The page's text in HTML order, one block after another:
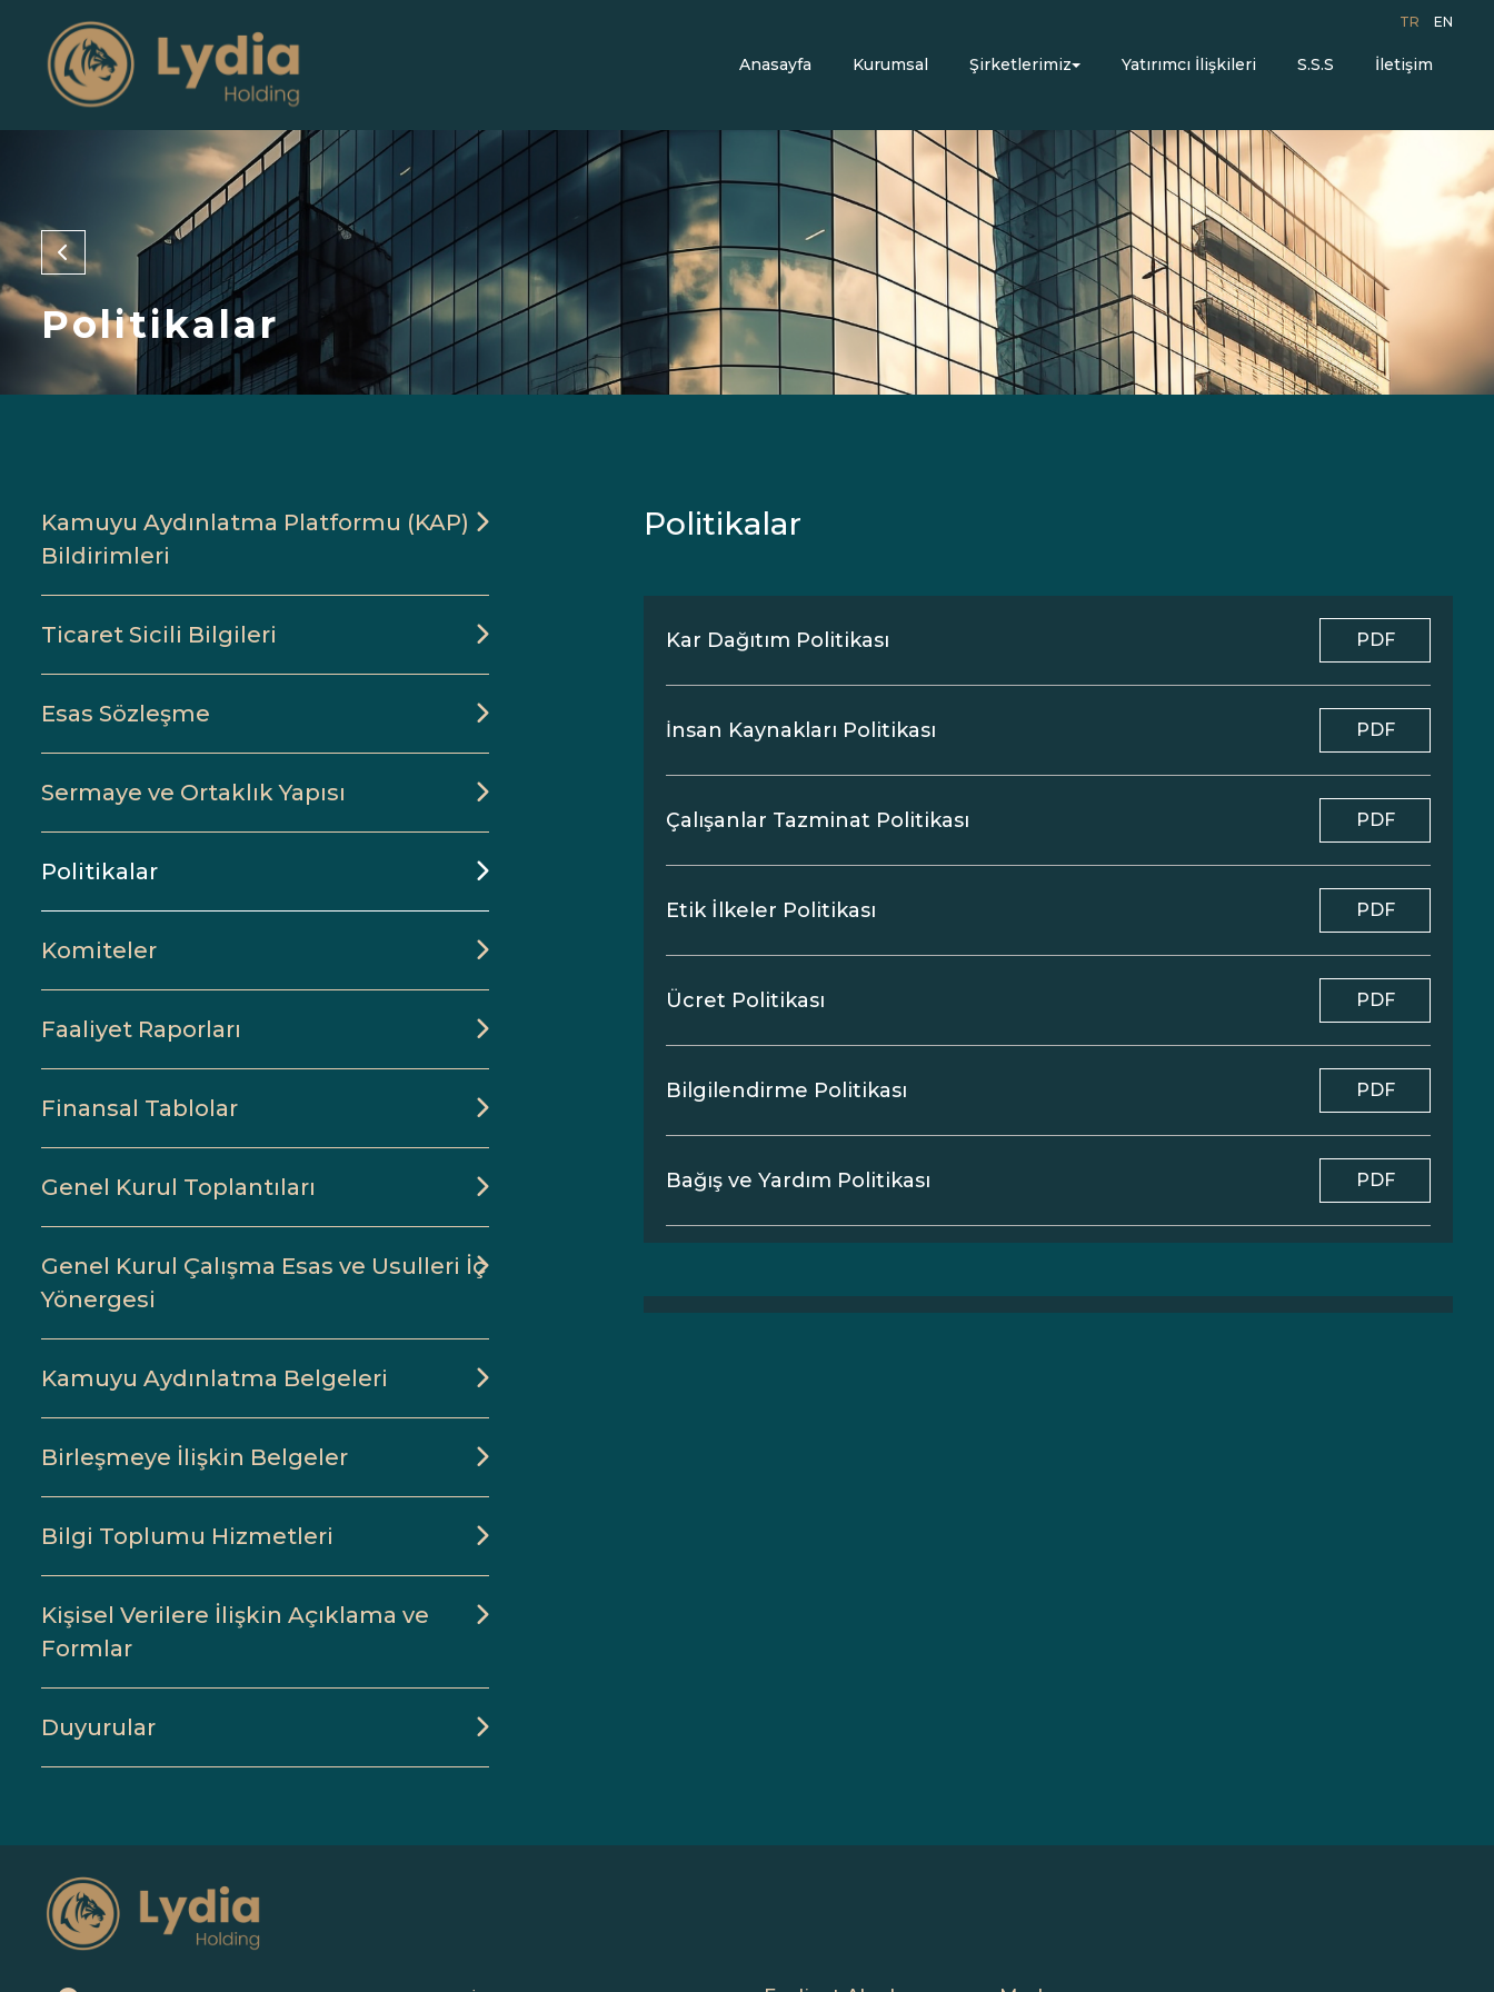
TR EN
Anasayfa Kurumsal Şirketlerimiz Yatırımcı İlişkileri S.S.S İletişim
Politikalar
Kamuyu Aydınlatma Platformu (KAP)
Bildirimleri
Ticaret Sicili Bilgileri
Esas Sözleşme
Sermaye ve Ortaklık Yapısı
Politikalar
Komiteler
Faaliyet Raporları
Finansal Tablolar
Genel Kurul Toplantıları
Genel Kurul Çalışma Esas ve Usulleri İç
Yönergesi
Kamuyu Aydınlatma Belgeleri
Birleşmeye İlişkin Belgeler
Bilgi Toplumu Hizmetleri
Kişisel Verilere İlişkin Açıklama ve
Formlar
Duyurular
Politikalar
Kar Dağıtım Politikası PDF
İnsan Kaynakları Politikası PDF
Çalışanlar Tazminat Politikası PDF
Etik İlkeler Politikası PDF
Ücret Politikası PDF
Bilgilendirme Politikası PDF
Bağış ve Yardım Politikası PDF